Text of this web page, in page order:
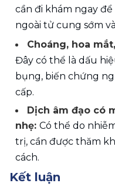
cần đi khám ngay
ngoài tử cung sớm
Choáng, hoa
Đây có thể là dấu
bụng, biến chứng
cấp.
Dịch âm đạo có
nhẹ: Có thể do
trị, cần được thăm
cách.
Kết luận